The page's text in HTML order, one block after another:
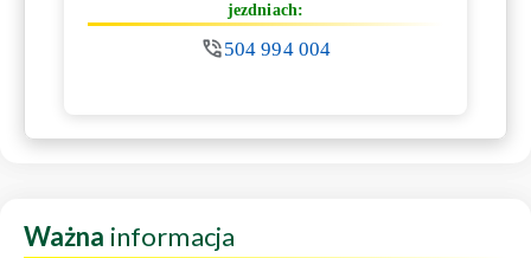
jezdniach:
504 994 004
Ważna informacja